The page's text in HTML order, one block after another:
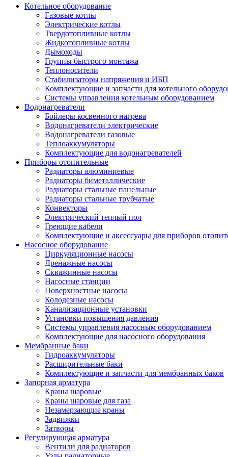
Котельное оборудование
Газовые котлы
Электрические котлы
Твердотопливные котлы
Жидкотопливные котлы
Дымоходы
Группы быстрого монтажа
Теплоносители
Стабилизаторы напряжения и ИБП
Комплектующие и запчасти для котельного
Системы управления котельным оборудованием
Водонагреватели
Бойлеры косвенного нагрева
Водонагреватели электрические
Водонагреватели газовые
Теплоаккумуляторы
Комплектующие для водонагревателей
Приборы отопительные
Радиаторы алюминиевые
Радиаторы биметаллические
Радиаторы стальные панельные
Радиаторы стальные трубчатые
Конвекторы
Электрический теплый пол
Греющие кабели
Комплектующие и аксессуары для приборов
Насосное оборудование
Циркуляционные насосы
Дренажные насосы
Скважинные насосы
Насосные станции
Поверхностные насосы
Колодезные насосы
Канализационные установки
Установки повышения давления
Системы управления насосным оборудованием
Комплектующие для насосного оборудования
Мембранные баки
Гидроаккумуляторы
Расширительные баки
Комплектующие и запчасти для мембранных баков
Запорная арматура
Краны шаровые
Краны шаровые для газа
Незамерзающие краны
Задвижки
Затворы
Регулирующая арматура
Вентили для радиаторов